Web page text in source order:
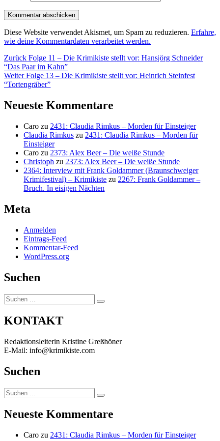
Diese Website verwendet Akismet, um Spam zu reduzieren. Erfahre,
wie deine Kommentardaten verarbeitet werden.
Beitragsnavigation
Zurück Vorheriger
Beitrag:
Folge 11 – Die Krimikiste stellt vor: Hansjörg Schneider
“Das Paar im Kahn”
Weiter Nächster
Beitrag:
Folge 13 – Die Krimikiste stellt vor: Heinrich Steinfest
“Tortengräber”
Neueste Kommentare
Caro zu 2431: Claudia Rimkus – Morden für Einsteiger
Claudia Rimkus zu 2431: Claudia Rimkus – Morden für
Einsteiger
Caro zu 2373: Alex Beer – Die weiße Stunde
Christoph zu 2373: Alex Beer – Die weiße Stunde
2364: Interview mit Frank Goldammer (Braunschweiger
Krimifestival) – Krimikiste zu 2267: Frank Goldammer –
Bruch. In eisigen Nächten
Meta
Anmelden
Eintrags-Feed
Kommentar-Feed
WordPress.org
Suchen
Suchen
nach:
Suchen
KONTAKT
Redaktionsleiterin Kristine Greßhöner
E-Mail: info@krimikiste.com
Suchen
Suchen
nach:
Suchen
Neueste Kommentare
Caro zu 2431: Claudia Rimkus – Morden für Einsteiger